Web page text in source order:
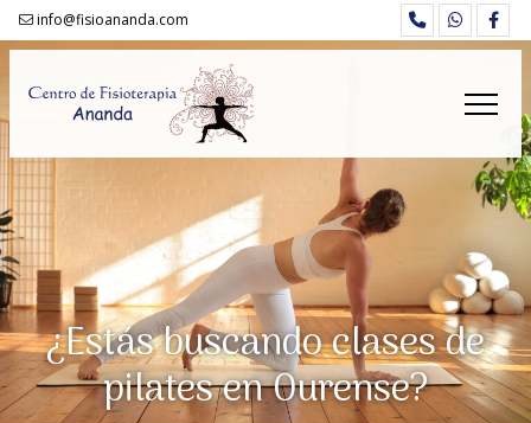
info@fisioananda.com
¿Estás buscando clases de
pilates en Ourense?